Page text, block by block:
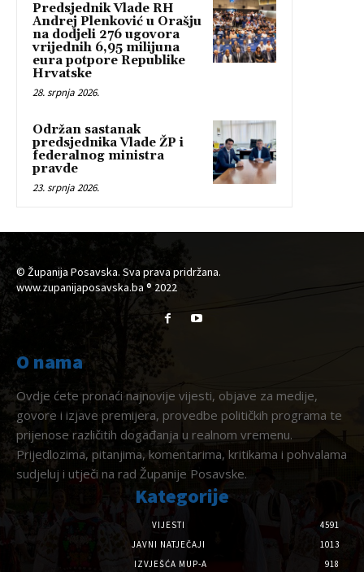
Predsjednik Vlade RH
Andrej Plenković u Orašju
na dodjeli 276 ugovora
vrijednih 6,95 milijuna
eura potpore Republike
Hrvatske
28. srpnja 2026.
Održan sastanak
predsjednika Vlade ŽP i
federalnog ministra
pravde
23. srpnja 2026.
© Županija Posavska. Sva prava pridržana.
www.zupanijaposavska.ba ® 2022
O nama
Ovdje ćete pronaći najnovije vijesti, objave za medije,
govore i izjave premijera, provedbe političkih programa te
prijenose različitih događanja u realnom vremenu.
Prijedlozima, pitanjima, komentarima, kritikama i pohvalama
sudjeluj i utječi na rad Županije Posavske.
Kategorije
VIJESTI
4591
JAVNI NATJEČAJI
1013
IZVJEŠĆA MUP-A
918